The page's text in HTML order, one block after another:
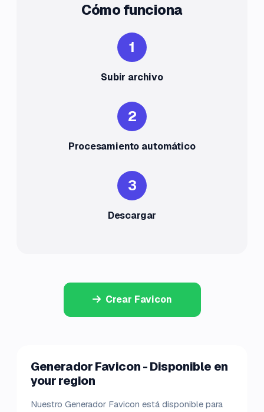
Cómo funciona
1
Subir archivo
2
Procesamiento automático
3
Descargar
Crear Favicon
Generador Favicon - Disponible en
your region
Nuestro Generador Favicon está disponible para